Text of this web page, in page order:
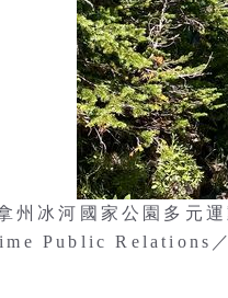
州冰河國家公園多元
Public Relations